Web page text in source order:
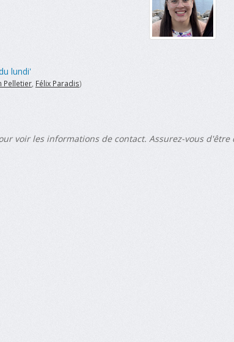
lundi'
Pelletier Félix Paradis)
voir les informations de contact. Assurez-vous